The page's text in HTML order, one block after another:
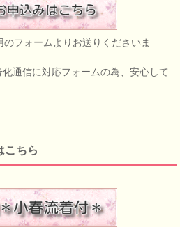
フォームよりお送りくださいま
通信に対応フォームの為、安心して
こちら